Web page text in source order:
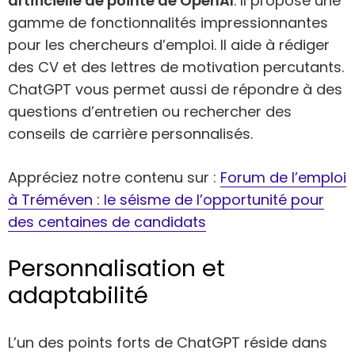
gamme de fonctionnalités impressionnantes
pour les chercheurs d’emploi. Il aide à rédiger
des CV et des lettres de motivation percutants.
ChatGPT vous permet aussi de répondre à des
questions d’entretien ou rechercher des
conseils de carrière personnalisés.
Appréciez notre contenu sur : Forum de l’emploi
à Tréméven : le séisme de l’opportunité pour
des centaines de candidats
Personnalisation et
adaptabilité
L’un des points forts de ChatGPT réside dans